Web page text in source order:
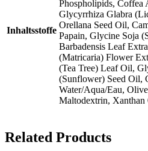
Inhaltsstoffe
Phospholipids, Coffea
Glycyrrhiza Glabra
Orellana Seed Oil,
Papain, Glycine Soja
Barbadensis Leaf
(Matricaria) Flower
(Tea Tree) Leaf Oil,
(Sunflower) Seed Oil,
Water/Aqua/Eau,
Maltodextrin, Xanthan
Related Products